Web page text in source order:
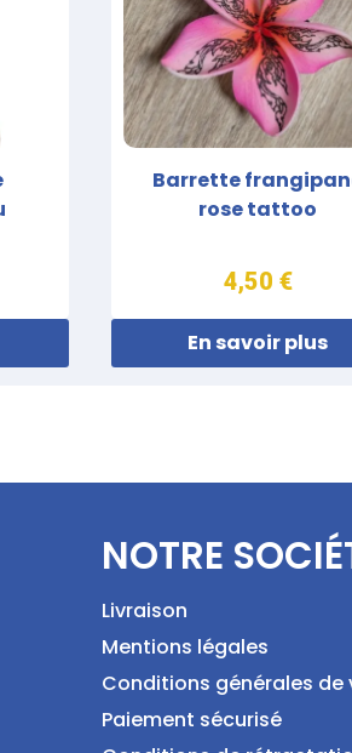
Barrette
rose tattoo
4,50 €
En savoir plus
NOTRE
Livraison
Mentions légales
Conditions générales de
Paiement sécurisé